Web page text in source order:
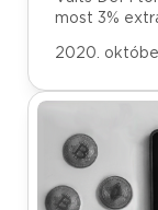
most 3%
2020.